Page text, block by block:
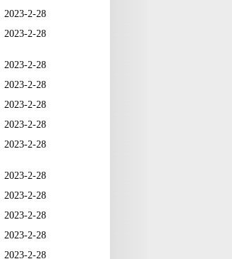
2023-2-28
2023-2-28
2023-2-28
2023-2-28
2023-2-28
2023-2-28
2023-2-28
2023-2-28
2023-2-28
2023-2-28
2023-2-28
2023-2-28